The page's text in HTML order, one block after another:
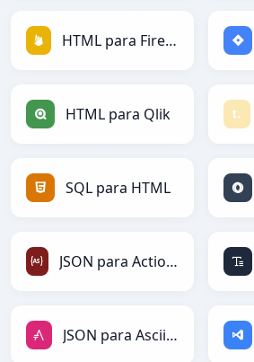
HTML para Firebase
HTML para Qlik
SQL para HTML
JSON para ActionScript
JSON para AsciiDoc